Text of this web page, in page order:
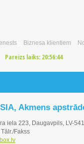
Biznesa klientiem
Pareizs laiks: 20:56:44
Akmens
iela 223, Daugavpils, LV-
Tālr./Fakss